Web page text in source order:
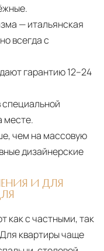
— итальянская
всегда с
гарантию 12–24
месте.
чем на массовую
дизайнерские
И ДЛЯ
как с частными, так
квартиры чаще